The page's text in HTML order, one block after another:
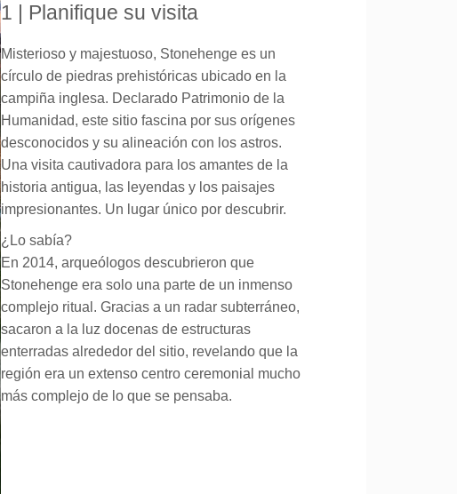
1 | Planifique su visita
Misterioso y majestuoso, Stonehenge es un
círculo de piedras prehistóricas ubicado en la
campiña inglesa. Declarado Patrimonio de la
Humanidad, este sitio fascina por sus orígenes
desconocidos y su alineación con los astros.
Una visita cautivadora para los amantes de la
historia antigua, las leyendas y los paisajes
impresionantes. Un lugar único por descubrir.
¿Lo sabía?
En 2014, arqueólogos descubrieron que
Stonehenge era solo una parte de un inmenso
complejo ritual. Gracias a un radar subterráneo,
sacaron a la luz docenas de estructuras
enterradas alrededor del sitio, revelando que la
región era un extenso centro ceremonial mucho
más complejo de lo que se pensaba.